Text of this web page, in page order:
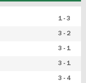
1 - 3
3 - 2
3 - 1
3 - 1
3 - 4